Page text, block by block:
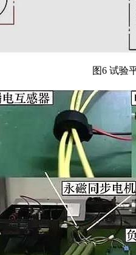
图6 试验